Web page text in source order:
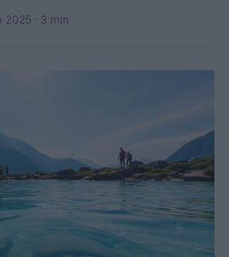
2025 · 3 min